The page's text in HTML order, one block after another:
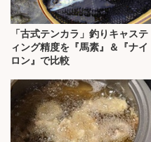
「古式テンカラ」釣りキャステ
ィング精度を『馬素』＆『ナイ
ロン』で比較